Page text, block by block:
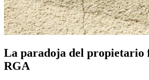
La paradoja del propietario
RGA